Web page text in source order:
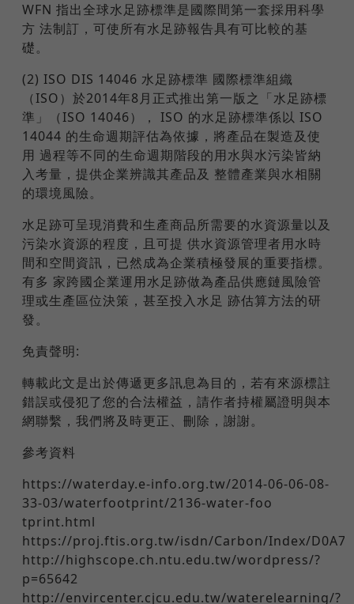
WFN 指出全球水足跡標準是國際間第一套採用科學
方 法制訂，可使所有水足跡報告具有可比較的基
礎。
(2) ISO DIS 14046 水足跡標準 國際標準組織
（ISO）於2014年8月正式推出第一版之「水足跡標
準」（ISO 14046）， ISO 的水足跡標準係以 ISO
14044 的生命週期評估為依據，將產品在製造及使
用 過程等不同的生命週期階段的用水與水污染皆納
入考量，提供企業辨識其產品及 整體產業與水相關
的環境風險。
水足跡可呈現消費和生產商品所需要的水資源量以及
污染水資源的程度，且可提 供水資源管理者用水時
間和空間資訊，已然成為企業積極發展的重要指標。
有多 家跨國企業運用水足跡做為產品供應鏈風險管
理或生產區位決策，甚至投入水足 跡估算方法的研
發。
免責聲明:
轉載此文是出於傳遞更多訊息為目的，若有來源標註
錯誤或侵犯了您的合法權益，請作者持權屬證明與本
網聯繫，我們將及時更正、刪除，謝謝。
參考資料
https://waterday.e-info.org.tw/2014-06-06-08-
33-03/waterfootprint/2136-water-foo
tprint.html
https://proj.ftis.org.tw/isdn/Carbon/Index/
http://highscope.ch.ntu.edu.tw/wordpress/?
p=65642
http://envircenter.cjcu.edu.tw/waterelearning/?